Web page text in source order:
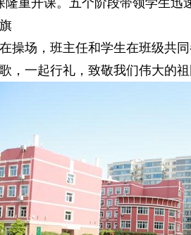
隆重开课。五个阶段带领学生迅
操场，班主任和学生在班级共
，一起行礼，致敬我们伟大的